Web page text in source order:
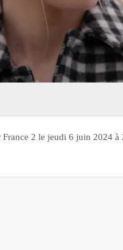
2 le jeudi 6 juin 2024 à